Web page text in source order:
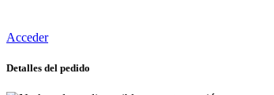
Acceder
Detalles del pedido